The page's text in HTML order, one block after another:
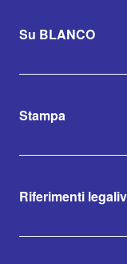
Su BLANCO
Stampa
Riferimenti legaliv